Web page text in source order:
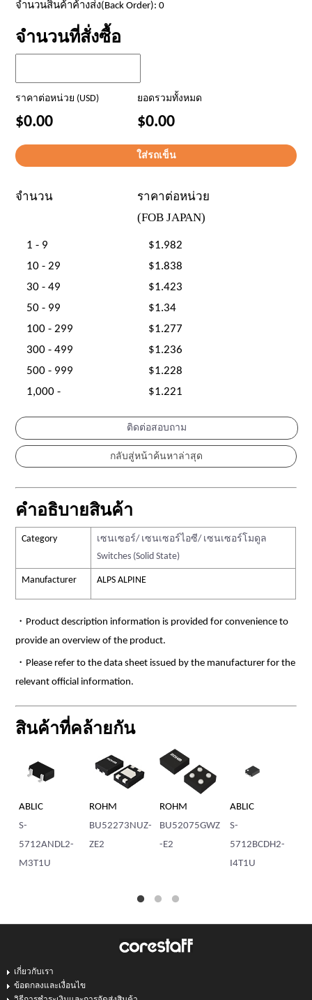
จำนวนสินค้าค้างส่ง(Back Order): 0
จำนวนที่สั่งซื้อ
ราคาต่อหน่วย (USD) ยอดรวมทั้งหมด
$0.00 $0.00
จำนวน
ราคาต่อหน่วย
(FOB JAPAN)
1 - 9
$1.982
10 - 29
$1.838
30 - 49
$1.423
50 - 99
$1.34
100 - 299
$1.277
300 - 499
$1.236
500 - 999
$1.228
1,000 -
$1.221
ติดต่อสอบถาม
คำอธิบายสินค้า
Category
เซนเซอร์/ เซนเซอร์ไอซี/ เซนเซอร์โมดูล
Switches (Solid State)
Manufacturer ALPS ALPINE
・Product description information is provided for convenience to
provide an overview of the product.
・Please refer to the data sheet issued by the manufacturer for the
relevant official information.
สินค้าที่คล้ายกัน
ABLIC
S-
5712ANDL2-
M3T1U
ROHM
BU52273NUZ-
ZE2
ROHM
BU52075GWZ
-E2
ABLIC
S-
5712BCDH2-
I4T1U
เกี่ยวกับเรา
ข้อตกลงและเงื่อนไข